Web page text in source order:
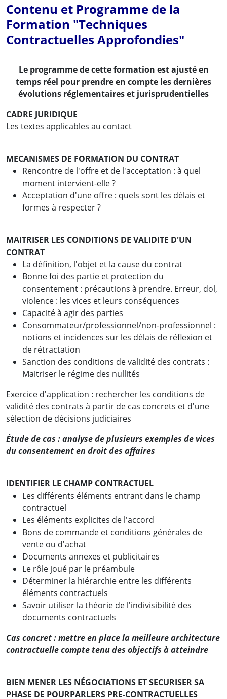
Contenu et Programme de la
Formation "Techniques
Contractuelles Approfondies"
Le programme de cette formation est ajusté en
temps réel pour prendre en compte les dernières
évolutions réglementaires et jurisprudentielles
CADRE JURIDIQUE
Les textes applicables au contact
MECANISMES DE FORMATION DU CONTRAT
Rencontre de l'offre et de l'acceptation : à quel
moment intervient-elle ?
Acceptation d'une offre : quels sont les délais et
formes à respecter ?
MAITRISER LES CONDITIONS DE VALIDITE D'UN
CONTRAT
La définition, l'objet et la cause du contrat
Bonne foi des partie et protection du
consentement : précautions à prendre. Erreur, dol,
violence : les vices et leurs conséquences
Capacité à agir des parties
Consommateur/professionnel/non-professionnel :
notions et incidences sur les délais de réflexion et
de rétractation
Sanction des conditions de validité des contrats :
Maitriser le régime des nullités
Exercice d'application : rechercher les conditions de
validité des contrats à partir de cas concrets et d'une
sélection de décisions judiciaires
Étude de cas : analyse de plusieurs exemples de vices
du consentement en droit des affaires
IDENTIFIER LE CHAMP CONTRACTUEL
Les différents éléments entrant dans le champ
contractuel
Les éléments explicites de l'accord
Bons de commande et conditions générales de
vente ou d'achat
Documents annexes et publicitaires
Le rôle joué par le préambule
Déterminer la hiérarchie entre les différents
éléments contractuels
Savoir utiliser la théorie de l'indivisibilité des
documents contractuels
Cas concret : mettre en place la meilleure architecture
contractuelle compte tenu des objectifs à atteindre
BIEN MENER LES NÉGOCIATIONS ET SECURISER SA
PHASE DE POURPARLERS PRE-CONTRACTUELLES